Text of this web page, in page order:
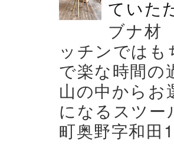
ていた
ブナ材
ッチンでは
で楽な時間の
山の中から
になるスツー
町奥野字和